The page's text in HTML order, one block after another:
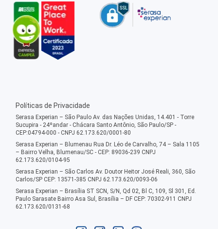
Políticas de Privacidade
Serasa Experian – São Paulo Av. das Nações Unidas, 14.401 - Torre
Sucupira - 24ºandar - Chácara Santo Antônio, São Paulo/SP -
CEP:04794-000 - CNPJ 62.173.620/0001-80
Serasa Experian – Blumenau Rua Dr. Léo de Carvalho, 74 – Sala 1105
– Bairro Velha, Blumenau/SC - CEP: 89036-239 CNPJ
62.173.620/0104-95
Serasa Experian – São Carlos Av. Doutor Heitor José Reali, 360, São
Carlos/SP CEP: 13571-385 CNPJ 62.173.620/0093-06
Serasa Experian – Brasília ST SCN, S/N, Qd 02, Bl C, 109, Sl 301, Ed.
Paulo Sarasate Bairro Asa Sul, Brasília – DF CEP: 70302-911 CNPJ
62.173.620/0131-68